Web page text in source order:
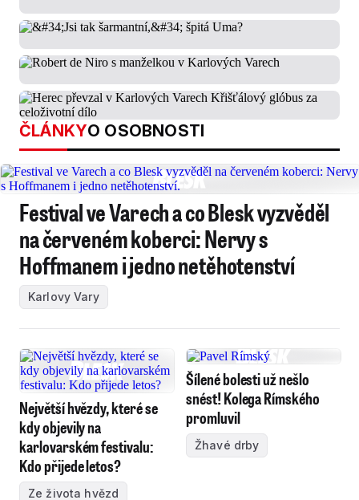
ČLÁNKYO OSOBNOSTI
Festival ve Varech a co Blesk vyzvěděl
na červeném koberci: Nervy s
Hoffmanem i jedno netěhotenství
Karlovy Vary
Největší hvězdy, které se
kdy objevily na
karlovarském festivalu:
Kdo přijede letos?
Ze života hvězd
Šílené bolesti už nešlo
snést! Kolega Rímského
promluvil
Žhavé drby